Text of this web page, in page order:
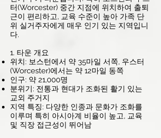
터(Worcester) 중간 지점에 위치하여 출퇴
근이 편리하고, 교육 수준이 높아 가족 단
위 실거주자에게 매우 인기 있는 지역입니
다.
1. 타운 개요
위치: 보스턴에서 약 35마일 서쪽, 우스터
(Worcester)에서는 약 12마일 동쪽
인구: 약 21,000명
분위기: 전통과 현대가 조화된 활기 있는
교외 주거지
지역 특징: 다양한 인종과 문화가 조화를
이루며 특히 아시아계 비율이 높고, 교육
및 직장 접근성이 뛰어남